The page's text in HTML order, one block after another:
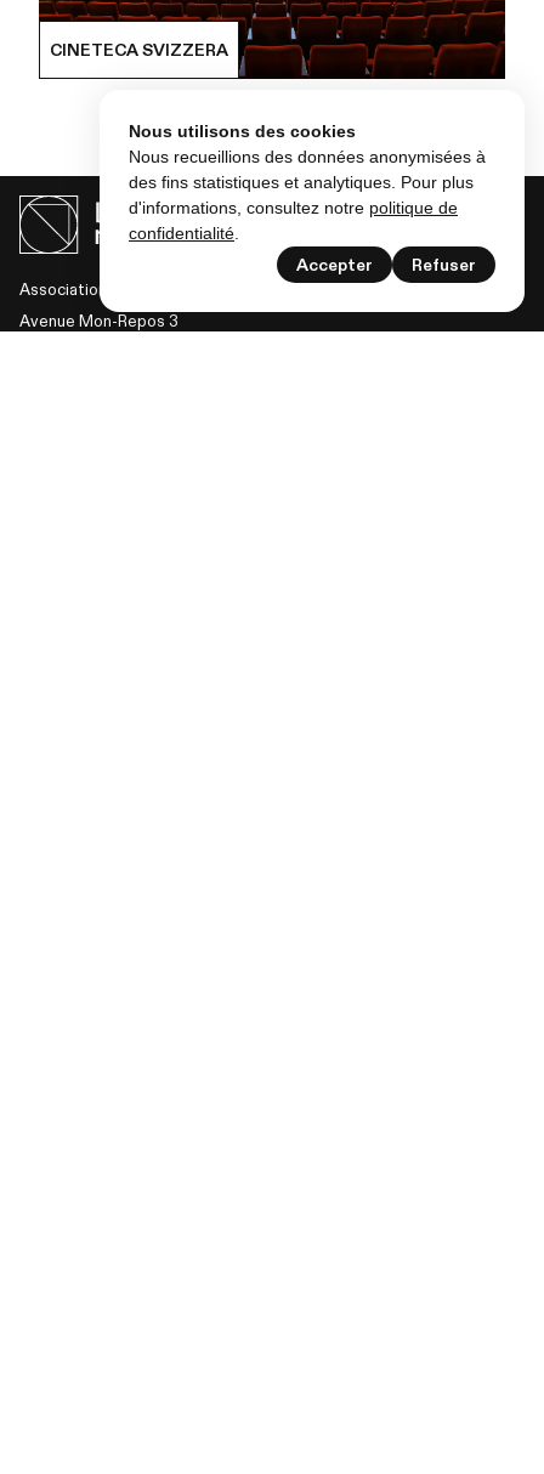
CINETECA SVIZZERA
Association des musées de Lausanne et Pully
Avenue Mon-Repos 3
Nous utilisons des cookies
Nous recueillions des données anonymisées à
des fins statistiques et analytiques. Pour plus
d'informations, consultez notre politique de
confidentialité
Accepter Refuser